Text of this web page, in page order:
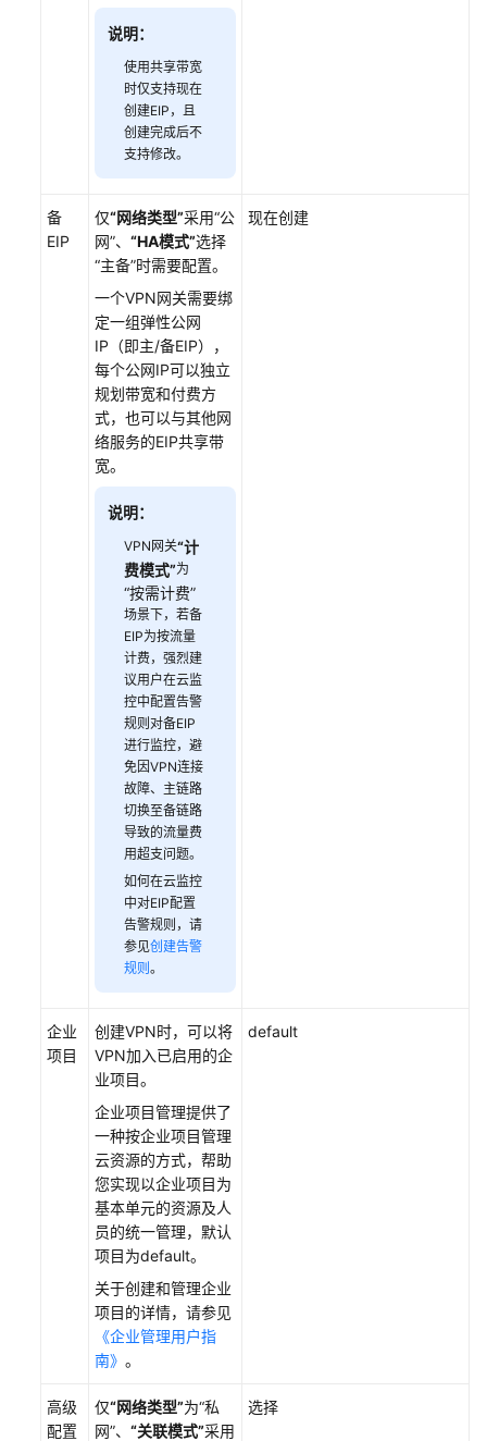
说明：
使用共享带宽
时仅支持现在
创建EIP，且
创建完成后不
支持修改。
备
EIP
仅“网络类型”采用“公
网”、 “HA模式”选择
“主备”时需要配置。
一个VPN网关需要绑
定一组弹性公网
IP（即主/备EIP），
每个公网IP可以独立
规划带宽和付费方
式，也可以与其他网
络服务的EIP共享带
宽。
说明：
VPN网关“计
费模式”为
“按需计费”
场景下，若备
EIP为按流量
计费，强烈建
议用户在云监
控中配置告警
规则对备EIP
进行监控，避
免因VPN连接
故障、主链路
切换至备链路
导致的流量费
用超支问题。
如何在云监控
中对EIP配置
告警规则，请
参见创建告警
规则。
现在创建
企业
项目
创建VPN时，可以将
VPN加入已启用的企
业项目。
企业项目管理提供了
一种按企业项目管理
云资源的方式，帮助
您实现以企业项目为
基本单元的资源及人
员的统一管理，默认
项目为default。
关于创建和管理企业
项目的详情，请参见
《企业管理用户指
南》 。
default
高级
配置
仅“网络类型”为“私
网”、 “关联模式”采用
选择